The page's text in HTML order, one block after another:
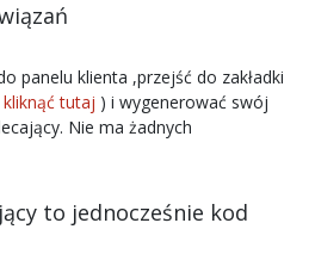
panelu klienta ,przejść do zakładki
kliknąć tutaj ) i wygenerować swój
Nie ma żadnych
to jednocześnie kod